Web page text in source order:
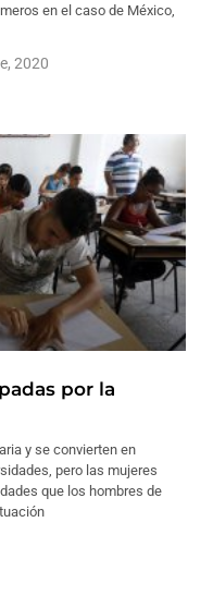
en el caso de México,
2020
por la
y se convierten en
pero las mujeres
que los hombres de